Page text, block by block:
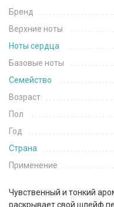
Бренд
Верхние ноты
Ноты сердца
Базовые ноты
Семейство
Возраст
Пол
Год
Страна
Применение
Чувственный и тонкий
раскрывает свой шлейф